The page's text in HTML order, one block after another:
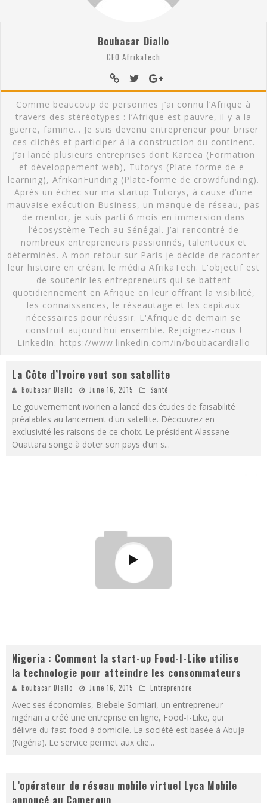
Boubacar Diallo
CEO AfrikaTech
Comme beaucoup de personnes j’ai connu l’Afrique à
travers des stéréotypes : l’Afrique est pauvre, il y a la
guerre, famine… Je suis devenu entrepreneur pour briser
ces clichés et participer à la construction du continent.
J’ai lancé plusieurs entreprises dont Kareea (Formation
et développement web), Tutorys (Plate-forme de e-
learning), AfrikanFunding (Plate-forme de crowdfunding).
Après un échec sur ma startup Tutorys, à cause d’une
mauvaise exécution Business, un manque de réseau, pas
de mentor, je suis parti 6 mois en immersion dans
l’écosystème Tech au Sénégal. J’ai rencontré de
nombreux entrepreneurs passionnés, talentueux et
déterminés. A mon retour sur Paris je décide de raconter
leur histoire en créant le média AfrikaTech. L'objectif est
de soutenir les entrepreneurs qui se battent
quotidiennement en Afrique en leur offrant la visibilité,
les connaissances, le réseautage et les capitaux
nécessaires pour réussir. L'Afrique de demain se
construit aujourd'hui ensemble. Rejoignez-nous !
LinkedIn: https://www.linkedin.com/in/boubacardiallo
La Côte d’Ivoire veut son satellite
Boubacar Diallo June 16, 2015 Santé
Le gouvernement ivoirien a lancé des études de faisabilité
préalables au lancement d'un satellite. Découvrez en
exclusivité les raisons de ce choix. Le président Alassane
Ouattara songe à doter son pays d’un s...
Nigeria : Comment la start-up Food-I-Like utilise
la technologie pour atteindre les consommateurs
Boubacar Diallo June 16, 2015 Entreprendre
Avec ses économies, Biebele Somiari, un entrepreneur
nigérian a créé une entreprise en ligne, Food-I-Like, qui
délivre du fast-food à domicile. La société est basée à Abuja
(Nigéria). Le service permet aux clie...
L’opérateur de réseau mobile virtuel Lyca Mobile
annoncé au Cameroun